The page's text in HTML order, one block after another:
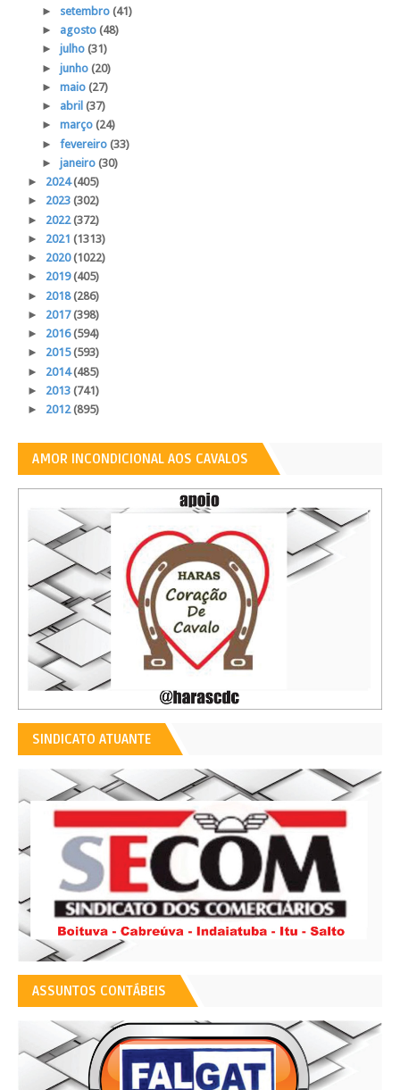
► setembro (41)
► agosto (48)
► julho (31)
► junho (20)
► maio (27)
► abril (37)
► março (24)
► fevereiro (33)
► janeiro (30)
► 2024(405)
► 2023 (302)
► 2022(372)
► 2021 (1313)
► 2020(1022)
► 2019(405)
► 2018(286)
► 2017(398)
► 2016(594)
► 2015(593)
► 2014(485)
► 2013 (741)
► 2012(895)
AMOR INCONDICIONAL AOS CAVALOS
SINDICATO ATUANTE
ASSUNTOS CONTÁBEIS